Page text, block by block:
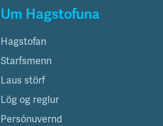
Um Hagstofuna
Hagstofan
Starfsmenn
Laus störf
Lög og reglur
Persónuvernd